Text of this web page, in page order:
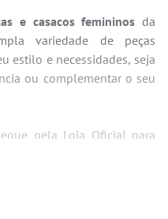
e casacos femininos da
variedade de peças
estilo e necessidades, seja
ou complementar o seu
pela Loja Oficial para
exclusivas. Aproveite!